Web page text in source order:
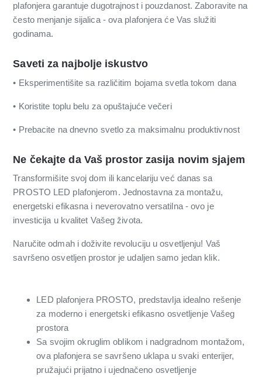
plafonjera garantuje dugotrajnost i pouzdanost. Zaboravite na
često menjanje sijalica - ova plafonjera će Vas služiti
godinama.
Saveti za najbolje iskustvo
• Eksperimentišite sa različitim bojama svetla tokom dana
• Koristite toplu belu za opuštajuće večeri
• Prebacite na dnevno svetlo za maksimalnu produktivnost
Ne čekajte da Vaš prostor zasija novim sjajem
Transformišite svoj dom ili kancelariju već danas sa
PROSTO LED plafonjerom. Jednostavna za montažu,
energetski efikasna i neverovatno versatilna - ovo je
investicija u kvalitet Vašeg života.
Naručite odmah i doživite revoluciju u osvetljenju! Vaš
savršeno osvetljen prostor je udaljen samo jedan klik.
LED plafonjera PROSTO, predstavlja idealno rešenje
za moderno i energetski efikasno osvetljenje Vašeg
prostora
Sa svojim okruglim oblikom i nadgradnom montažom,
ova plafonjera se savršeno uklapa u svaki enterijer,
pružajući prijatno i ujednačeno osvetljenje